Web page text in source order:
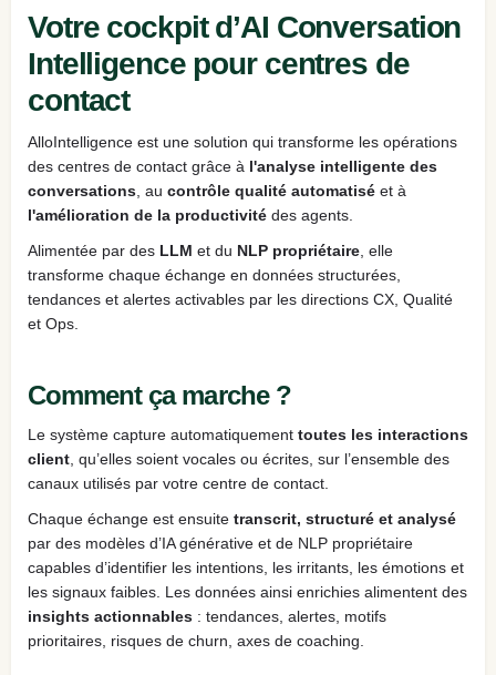
Votre cockpit d’AI Conversation
Intelligence pour centres de
contact
AlloIntelligence est une solution qui transforme les opérations
des centres de contact grâce à l'analyse intelligente des
conversations , au contrôle qualité automatisé et à
l'amélioration de la productivité des agents.
Alimentée par des LLM et du NLP propriétaire , elle
transforme chaque échange en données structurées,
tendances et alertes activables par les directions CX, Qualité
et Ops.
Comment ça marche ?
Le système capture automatiquement toutes les interactions
client , qu’elles soient vocales ou écrites, sur l’ensemble des
canaux utilisés par votre centre de contact.
Chaque échange est ensuite transcrit, structuré et analysé
par des modèles d’IA générative et de NLP propriétaire
capables d’identifier les intentions, les irritants, les émotions et
les signaux faibles. Les données ainsi enrichies alimentent des
insights actionnables : tendances, alertes, motifs
prioritaires, risques de churn, axes de coaching.